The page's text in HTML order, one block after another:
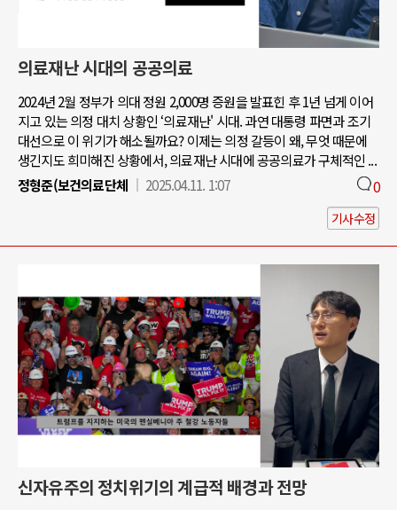
의료재난 시대의 공공의료
2024년 2월 정부가 의대 정원 2,000명 증원을 발표힌 후 1년 넘게 이어
지고 있는 의정 대치 상황인 ‘의료재난' 시대. 과연 대통령 파면과 조기
대선으로 이 위기가 해소될까요? 이제는 의정 갈등이 왜, 무엇 때문에
생긴지도 희미해진 상황에서, 의료재난 시대에 공공의료가 구체적인 ...
정형준(보건의료단체
2025.04.11. 1:07 0
기사수정
신자유주의 정치위기의 계급적 배경과 전망